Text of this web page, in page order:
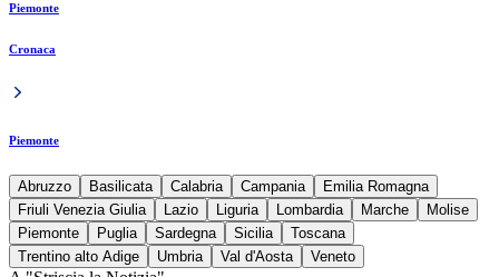
Piemonte
Cronaca
Piemonte
Abruzzo Basilicata Calabria Campania
Emilia Romagna
Friuli Venezia Giulia
Lazio Liguria Lombardia Marche
Molise
Piemonte
Puglia Sardegna Sicilia
Toscana
Trentino alto Adige
Umbria Val d'Aosta Veneto